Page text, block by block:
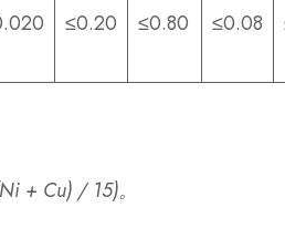
≤0.20 ≤0.80 ≤0.08
+ Cu) / 15)。